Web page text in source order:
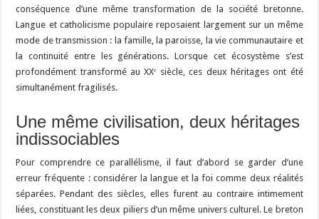
conséquence d’une même transformation de la société bretonne.
Langue et catholicisme populaire reposaient largement sur un même
mode de transmission : la famille, la paroisse, la vie communautaire et
la continuité entre les générations. Lorsque cet écosystème s’est
profondément transformé au XXᵉ siècle, ces deux héritages ont été
simultanément fragilisés.
Une même civilisation, deux héritages
indissociables
Pour comprendre ce parallélisme, il faut d’abord se garder d’une
erreur fréquente : considérer la langue et la foi comme deux réalités
séparées. Pendant des siècles, elles furent au contraire intimement
liées, constituant les deux piliers d’un même univers culturel. Le breton